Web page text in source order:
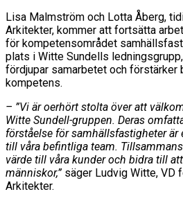
Lisa Malmström och Lotta Åberg,
Arkitekter, kommer att fortsätta
för kompetensområdet
plats i Witte Sundells
fördjupar samarbetet och
kompetens.
– ”Vi är oerhört stolta över att
Witte Sundell-gruppen. Deras
förståelse för samhällsfastigheter
till våra befintliga team.
värde till våra kunder och bidra till
människor,”säger Ludvig Witte, VD
Arkitekter.